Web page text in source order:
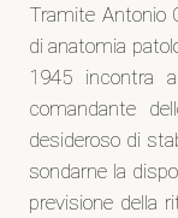
Tramite Antonio
di anatomia
1945 incontra
comandante
desideroso di
sondarne la
previsione della